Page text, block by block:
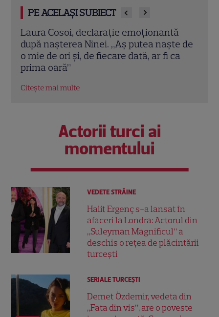
PE ACELAȘI SUBIECT
Jennifer Aniston și Courteney Cox,
vacanță de lux în Mallorca alături de
Pedro Pascal. Imagini spectaculoase
Citește mai multe
Actorii turci ai
momentului
VEDETE STRĂINE
Halit Ergenç s-a lansat în
afaceri la Londra: Actorul din
„Suleyman Magnificul” a
deschis o rețea de plăcintării
turcești
SERIALE TURCEŞTI
Demet Özdemir, vedeta din
„Fata din vis”, are o poveste